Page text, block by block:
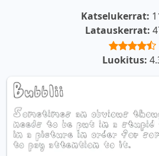
Katselukerrat:
Latauskerrat:
Luokitus: